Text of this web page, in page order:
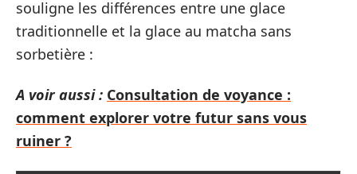
souligne les différences entre une glace
traditionnelle et la glace au matcha sans
sorbetière :
A voir aussi : Consultation de voyance :
comment explorer votre futur sans vous
ruiner ?